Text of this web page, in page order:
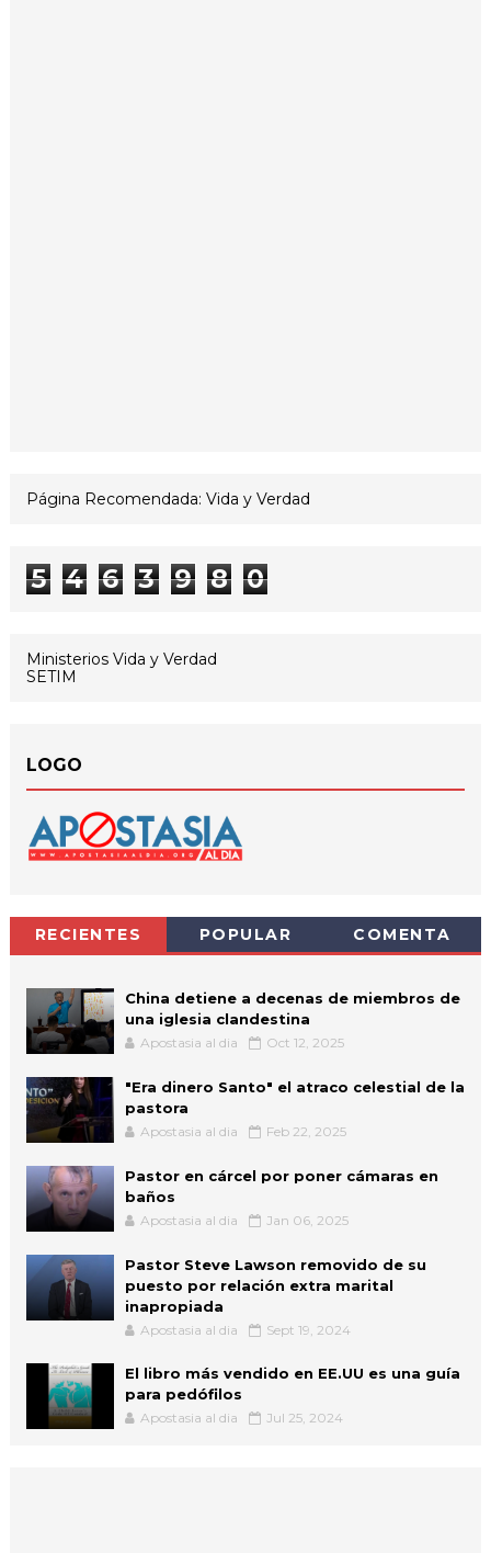
Página Recomendada: Vida y Verdad
5 4 6 3 9 8 0
Ministerios Vida y Verdad
SETIM
LOGO
RECIENTES POPULAR COMENTA
China detiene a decenas de miembros de
una iglesia clandestina
Apostasia al dia Oct 12, 2025
"Era dinero Santo" el atraco celestial de la
pastora
Apostasia al dia Feb 22, 2025
Pastor en cárcel por poner cámaras en
baños
Apostasia al dia Jan 06, 2025
Pastor Steve Lawson removido de su
puesto por relación extra marital
inapropiada
Apostasia al dia Sept 19, 2024
El libro más vendido en EE.UU es una guía
para pedófilos
Apostasia al dia Jul 25, 2024